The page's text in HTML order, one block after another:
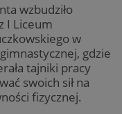
wzbudziło
I Liceum
w
gdzie
tajniki pracy
swoich sił na
fizycznej.